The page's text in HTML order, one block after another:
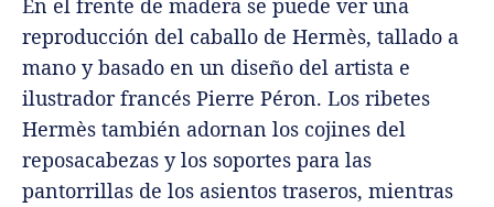
En el frente de madera se puede ver una
reproducción del caballo de Hermès, tallado a
mano y basado en un diseño del artista e
ilustrador francés Pierre Péron. Los ribetes
Hermès también adornan los cojines del
reposacabezas y los soportes para las
pantorrillas de los asientos traseros, mientras